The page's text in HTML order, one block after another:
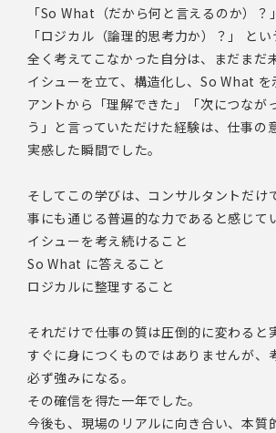
「So What（だから何と言えるのか）？」
「ロジカル（論理的思考力か）？」 とい
全く考えてこなかった自分は、まだまだ
イシューを立て、構造化し、So What を
アントから「理解できた」「次につなが
う」と言っていただけた経験は、仕事の
実感した瞬間でした。
そしてこの学びは、コンサルタントだけ
事にも通じる普遍的な力であると感じて
イシューを考え続けること
So What に答えること
ロジカルに整理すること
それだけで仕事の質は圧倒的に変わると
すぐに身につくものではありませんが、
必ず強みになる。
その確信を得た一年でした。
今後も、現場のリアルに向き合い、本質